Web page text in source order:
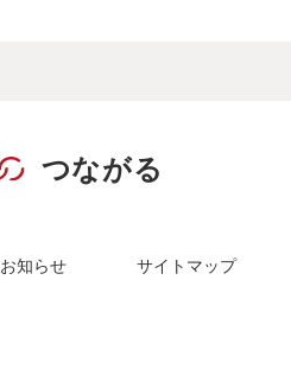
つながる
お知らせ サイトマップ